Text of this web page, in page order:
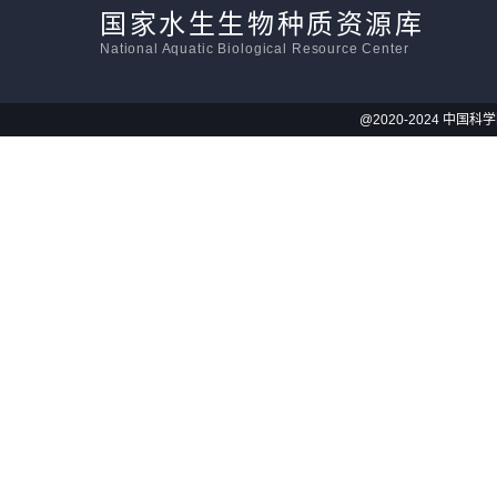
国家水生生物种质资源库
National Aquatic Biological Resource Center
@2020-2024 中国科